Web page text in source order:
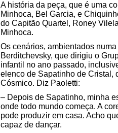
A história da peça, que é uma
Minhoca, Bel Garcia, e
do Capitão Quartel, Roney
Minhoca.
Os cenários, ambientados
Berditchevsky, que dirigiu o
infantil no ano passado,
elenco de Sapatinho de Cristal,
Cósmico. Diz Paoletti:
– Depois de Sapatinho, minha
onde todo mundo começa. A
pode produzir em casa. Acho
capaz de dançar.